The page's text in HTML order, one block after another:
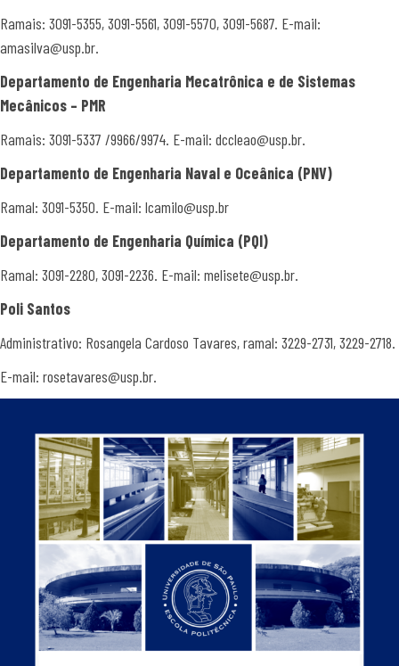
Ramais: 3091-5355, 3091-5561, 3091-5570, 3091-5687. E-mail:
amasilva@usp.br.
Departamento de Engenharia Mecatrônica e de Sistemas
Mecânicos – PMR
Ramais: 3091-5337 /9966/9974. E-mail: dccleao@usp.br.
Departamento de Engenharia Naval e Oceânica (PNV)
Ramal: 3091-5350. E-mail: lcamilo@usp.br
Departamento de Engenharia Química (PQI)
Ramal: 3091-2280, 3091-2236. E-mail: melisete@usp.br.
Poli Santos
Administrativo: Rosangela Cardoso Tavares, ramal: 3229-2731, 3229-2718.
E-mail: rosetavares@usp.br.